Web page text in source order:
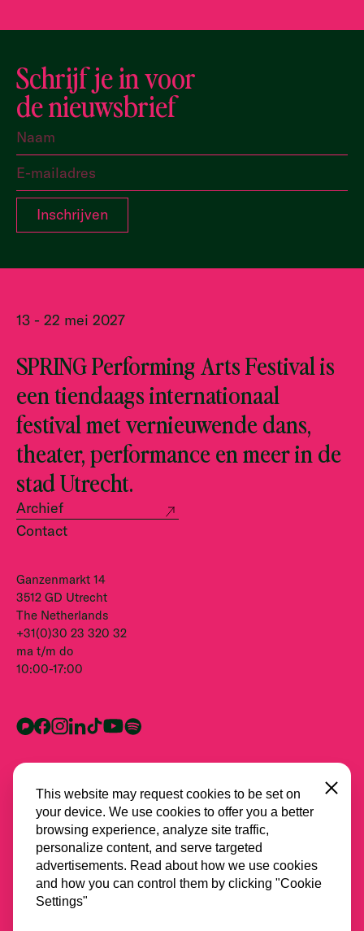
Schrijf je in voor
de nieuwsbrief
13 - 22 mei 2027
SPRING Performing Arts Festival is
een tiendaags internationaal
festival met vernieuwende dans,
theater, performance en meer in de
stad Utrecht.
Archief
Contact
Ganzenmarkt 14
3512 GD Utrecht
The Netherlands
+31(0)30 23 320 32
ma t/m do
10:00-17:00
Alle partners
This website may request cookies to be set on
your device. We use cookies to offer you a better
browsing experience, analyze site traffic,
personalize content, and serve targeted
advertisements. Read about how we use cookies
and how you can control them by clicking "Cookie
Settings"
Close